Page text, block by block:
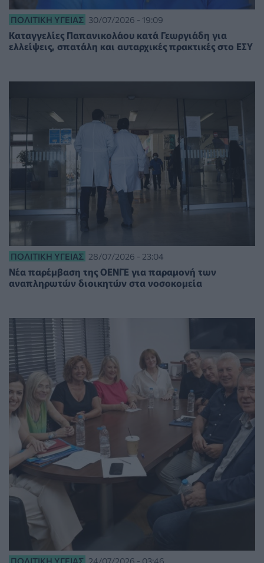
ΠΟΛΙΤΙΚΉ ΥΓΕΊΑΣ 30/07/2026 - 19:09
Καταγγελίες Παπανικολάου κατά Γεωργιάδη για
ελλείψεις, σπατάλη και αυταρχικές πρακτικές στο ΕΣΥ
ΠΟΛΙΤΙΚΉ ΥΓΕΊΑΣ 28/07/2026 - 23:04
Νέα παρέμβαση της ΟΕΝΓΕ για παραμονή των
αναπληρωτών διοικητών στα νοσοκομεία
ΠΟΛΙΤΙΚΉ ΥΓΕΊΑΣ 24/07/2026 - 03:46